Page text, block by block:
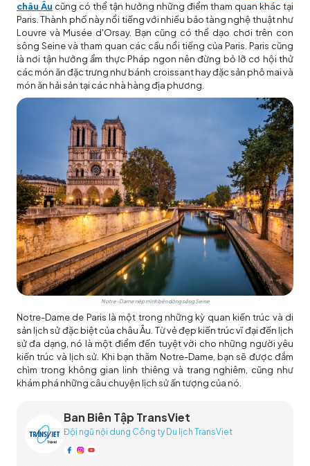
châu Âu cũng có thể tận hưởng những điểm tham quan khác tại
Paris. Thành phố này nổi tiếng với nhiều bảo tàng nghệ thuật như
Louvre và Musée d'Orsay. Bạn cũng có thể dạo chơi trên con
sông Seine và tham quan các cầu nổi tiếng của Paris. Paris cũng
là nơi tận hưởng ẩm thực Pháp ngon nên đừng bỏ lỡ cơ hội thử
các món ăn đặc trưng như bánh croissant hay đặc sản phô mai và
món ăn hải sản tại các nhà hàng địa phương.
Notre-Dame nép mình bên dòng sông Seine
Notre-Dame de Paris là một trong những kỳ quan kiến trúc và di
sản lịch sử đặc biệt của châu Âu. Từ vẻ đẹp kiến trúc vĩ đại đến lịch
sử đa dạng, nó là một điểm đến tuyệt vời cho những người yêu
kiến trúc và lịch sử. Khi bạn thăm Notre-Dame, bạn sẽ được đắm
chìm trong không gian linh thiêng và trang nghiêm, cũng như
khám phá những câu chuyện lịch sử ấn tượng của nó.
Ban Biên Tập TransViet
Đội ngũ nội dung Công ty Du lịch TransViet